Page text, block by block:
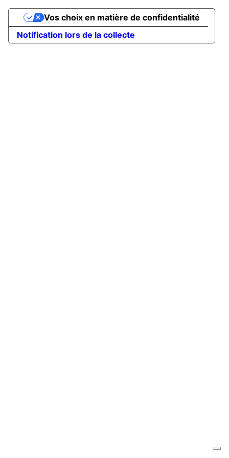
Notification lors de la collecte
Vos choix en matière de confidentialité